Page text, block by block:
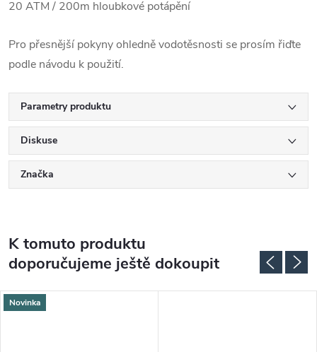
20 ATM / 200m hloubkové potápění
Pro přesnější pokyny ohledně vodotěsnosti se prosím řiďte
podle návodu k použití.
Parametry produktu
Diskuse
Značka
K tomuto produktu
doporučujeme ještě dokoupit
Novinka